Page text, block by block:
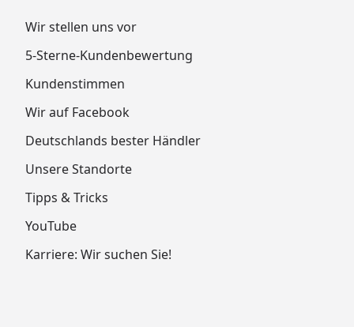
Wir stellen uns vor
5-Sterne-Kundenbewertung
Kundenstimmen
Wir auf Facebook
Deutschlands bester Händler
Unsere Standorte
Tipps & Tricks
YouTube
Karriere: Wir suchen Sie!